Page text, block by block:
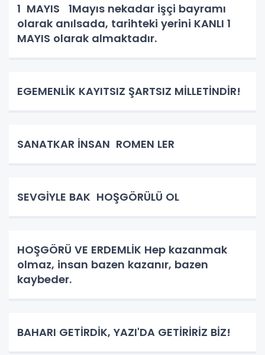
1 MAYIS 1Mayıs nekadar işçi bayramı
olarak anılsada, tarihteki yerini KANLI 1
MAYIS olarak almaktadır.
EGEMENLİK KAYITSIZ ŞARTSIZ MİLLETİNDİR!
SANATKAR İNSAN ROMEN LER
SEVGİYLE BAK HOŞGÖRÜLÜ OL
HOŞGÖRÜ VE ERDEMLİK Hep kazanmak
olmaz, insan bazen kazanır, bazen
kaybeder.
BAHARI GETİRDİK, YAZI'DA GETİRİRİZ BİZ!